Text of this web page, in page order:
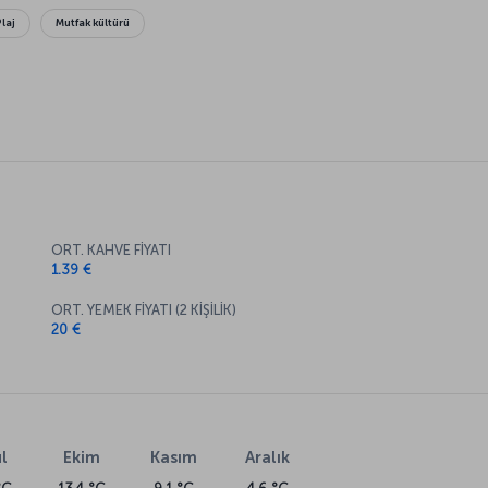
Mutfak kültürü
ORT. KAHVE FİYATI
1.39 €
ORT. YEMEK FİYATI (2 KİŞİLİK)
20 €
Ekim Kasım Aralık